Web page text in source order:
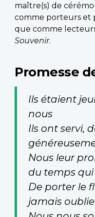
maître(s) de
comme porteurs et
que comme
Souvenir.
Promesse
Ils étaient
nous
Ils ont servi,
Nous leur
du temps qui
De porter le
jamais